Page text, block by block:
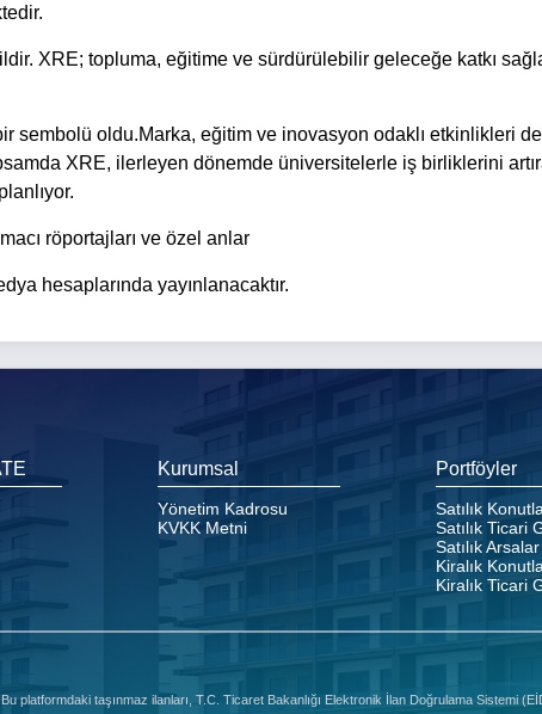
XRE; topluma, eğitime ve sürdürülebilir geleceğe katkı
sembolü oldu.Marka, eğitim ve inovasyon odaklı etkinlikleri
XRE, ilerleyen dönemde üniversitelerle iş birliklerini
röportajları ve özel anlar
hesaplarında yayınlanacaktır.
Kurumsal
Yönetim Kadrosu
KVKK Metni
Portföyler
Satılık
Satılık Ticari
Satılık Arsalar
Kiralık
Kiralık Ticari
Bu platformdaki taşınmaz ilanları, T.C. Ticaret Bakanlığı Elektronik İlan Doğrulama Sistemi